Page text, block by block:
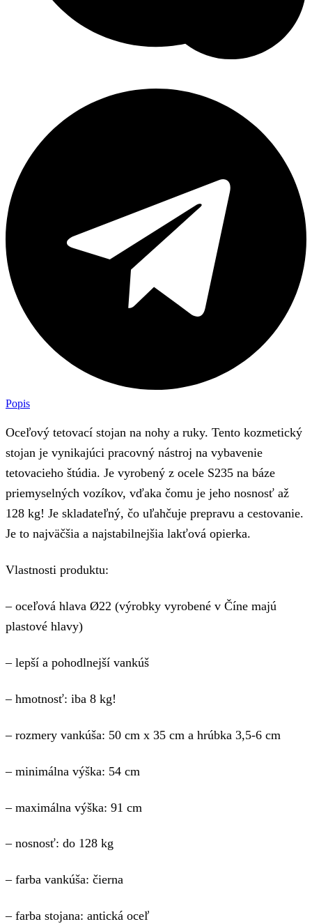
Popis
Oceľový tetovací stojan na nohy a ruky. Tento kozmetický
stojan je vynikajúci pracovný nástroj na vybavenie
tetovacieho štúdia. Je vyrobený z ocele S235 na báze
priemyselných vozíkov, vďaka čomu je jeho nosnosť až
128 kg! Je skladateľný, čo uľahčuje prepravu a cestovanie.
Je to najväčšia a najstabilnejšia lakťová opierka.
Vlastnosti produktu:
– oceľová hlava Ø22 (výrobky vyrobené v Číne majú
plastové hlavy)
– lepší a pohodlnejší vankúš
– hmotnosť: iba 8 kg!
– rozmery vankúša: 50 cm x 35 cm a hrúbka 3,5-6 cm
– minimálna výška: 54 cm
– maximálna výška: 91 cm
– nosnosť: do 128 kg
– farba vankúša: čierna
– farba stojana: antická oceľ